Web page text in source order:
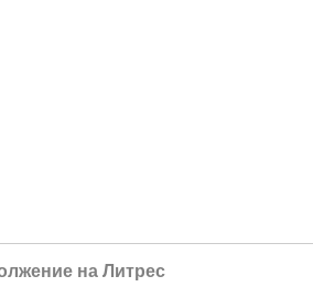
на Литрес